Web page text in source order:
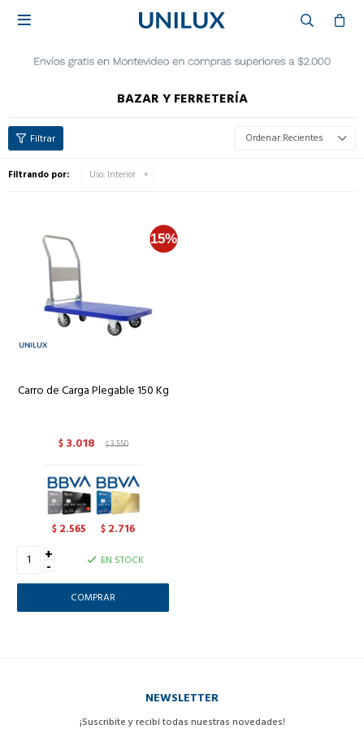

BAZAR Y FERRETERÍA
Recientes
Filtrando por: Uso: Interior
Carro de Carga Plegable 150 Kg
$ 3.018 $3.550
$ 2.565 $ 2.716
+
- EN STOCK
NEWSLETTER
¡Suscribite y recibí todas nuestras novedades!